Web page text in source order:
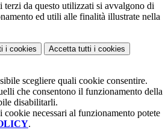
terzi da questo utilizzati si avvalgono di
ed utili alle finalità illustrate nella
i cookies Accetta tutti i cookies
scegliere quali cookie consentire.
che consentono il funzionamento della
disabilitarli.
cookie necessari al funzionamento potete
.